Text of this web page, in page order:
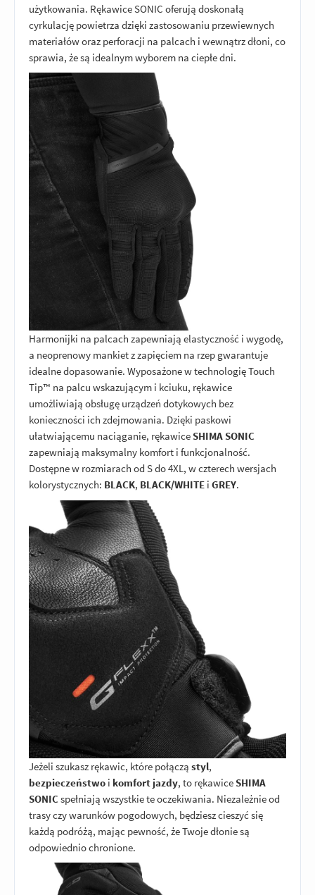
użytkowania. Rękawice SONIC oferują doskonałą
cyrkulację powietrza dzięki zastosowaniu przewiewnych
materiałów oraz perforacji na palcach i wewnątrz dłoni, co
sprawia, że są idealnym wyborem na ciepłe dni.
Harmonijki na palcach zapewniają elastyczność i wygodę,
a neoprenowy mankiet z zapięciem na rzep gwarantuje
idealne dopasowanie. Wyposażone w technologię Touch
Tip™ na palcu wskazującym i kciuku, rękawice
umożliwiają obsługę urządzeń dotykowych bez
konieczności ich zdejmowania. Dzięki paskowi
ułatwiającemu naciąganie, rękawiceSHIMA SONIC
zapewniają maksymalny komfort i funkcjonalność.
Dostępne w rozmiarach od S do 4XL, w czterech wersjach
kolorystycznych: BLACK, BLACK/WHITE i GREY.
Jeżeli szukasz rękawic, które połączą styl,
bezpieczeństwo i komfort jazdy, to rękawice SHIMA
SONIC spełniają wszystkie te oczekiwania. Niezależnie od
trasy czy warunków pogodowych, będziesz cieszyć się
każdą podróżą, mając pewność, że Twoje dłonie są
odpowiednio chronione.